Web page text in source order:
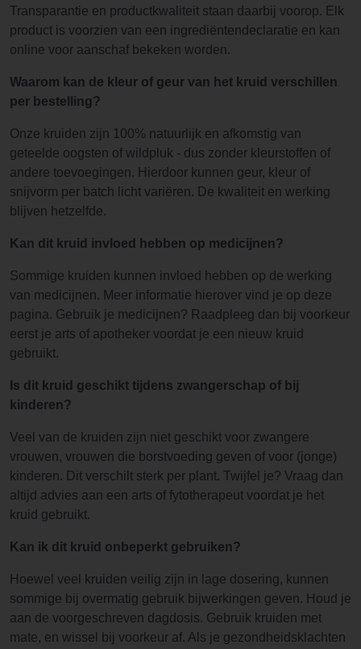
Transparantie en productkwaliteit staan daarbij voorop. Elk
product is voorzien van een ingrediëntendeclaratie en kan
online voor aanschaf bekeken worden.
Waarom kan de kleur of geur van het kruid verschillen
per bestelling?
Onze kruiden zijn 100% natuurlijk en afkomstig van
geteelde oogsten of wildpluk - dus zonder kleurstoffen of
andere toevoegingen. Hierdoor kunnen geur, kleur of
snijvorm per batch licht variëren. De kwaliteit en werking
blijven hetzelfde.
Kan dit kruid invloed hebben op medicijnen?
Sommige kruiden kunnen invloed hebben op de werking
van medicijnen. Meer informatie hierover vind je op deze
pagina. Gebruik je medicijnen? Raadpleeg dan bij voorkeur
eerst je arts of apotheker voordat je een nieuw kruid
gebruikt.
Is dit kruid geschikt tijdens zwangerschap of bij
kinderen?
Veel van de kruiden zijn niet geschikt voor zwangere
vrouwen, vrouwen die borstvoeding geven of voor (jonge)
kinderen. Dit verschilt sterk per plant. Twijfel je? Vraag dan
altijd advies aan een arts of fytotherapeut voordat je het
kruid gebruikt.
Kan ik dit kruid onbeperkt gebruiken?
Hoewel veel kruiden veilig zijn in lage dosering, kunnen
sommige bij overmatig gebruik bijwerkingen geven. Houd je
aan de voorgeschreven dagdosis. Gebruik kruiden met
mate, en wissel bij voorkeur af. Als je gezondheidsklachten